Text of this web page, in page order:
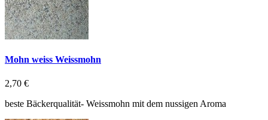
Mohn weiss Weissmohn
2,70 €
beste Bäckerqualität- Weissmohn mit dem nussigen Aroma